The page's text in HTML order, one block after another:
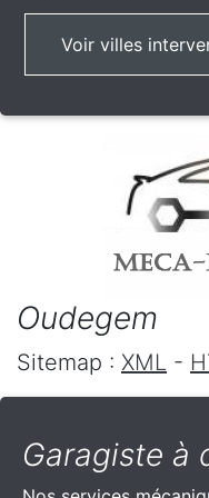
Voir villes
Oudegem
Sitemap : XML -
Garagiste à